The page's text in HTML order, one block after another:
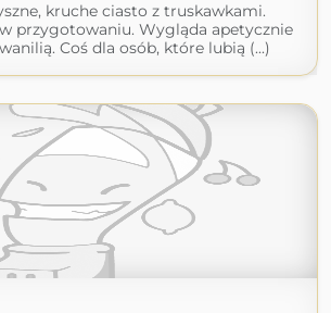
kruche ciasto z truskawkami.
przygotowaniu. Wygląda apetycznie
Coś dla osób, które lubią (...)